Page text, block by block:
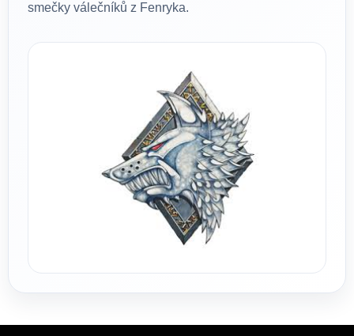
smečky válečníků z Fenryka.